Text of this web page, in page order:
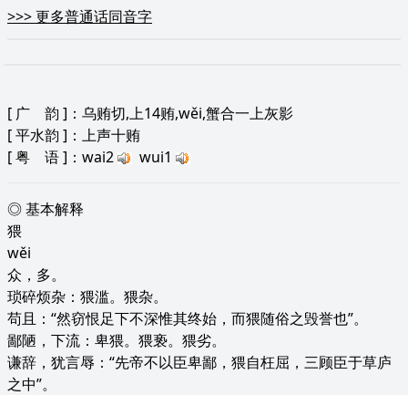
>>>更多普通话同音字
[ 广 韵 ]：乌贿切,上14贿,wěi,蟹合一上灰影
[平水韵 ]：上声十贿
[粤 语]：wai2 wui1
◎ 基本解释
猥
wěi
众，多。
琐碎烦杂：猥滥。猥杂。
苟且：“然窃恨足下不深惟其终始，而猥随俗之毁誉也”。
鄙陋，下流：卑猥。猥亵。猥劣。
谦辞，犹言辱：“先帝不以臣卑鄙，猥自枉屈，三顾臣于草庐
之中”。